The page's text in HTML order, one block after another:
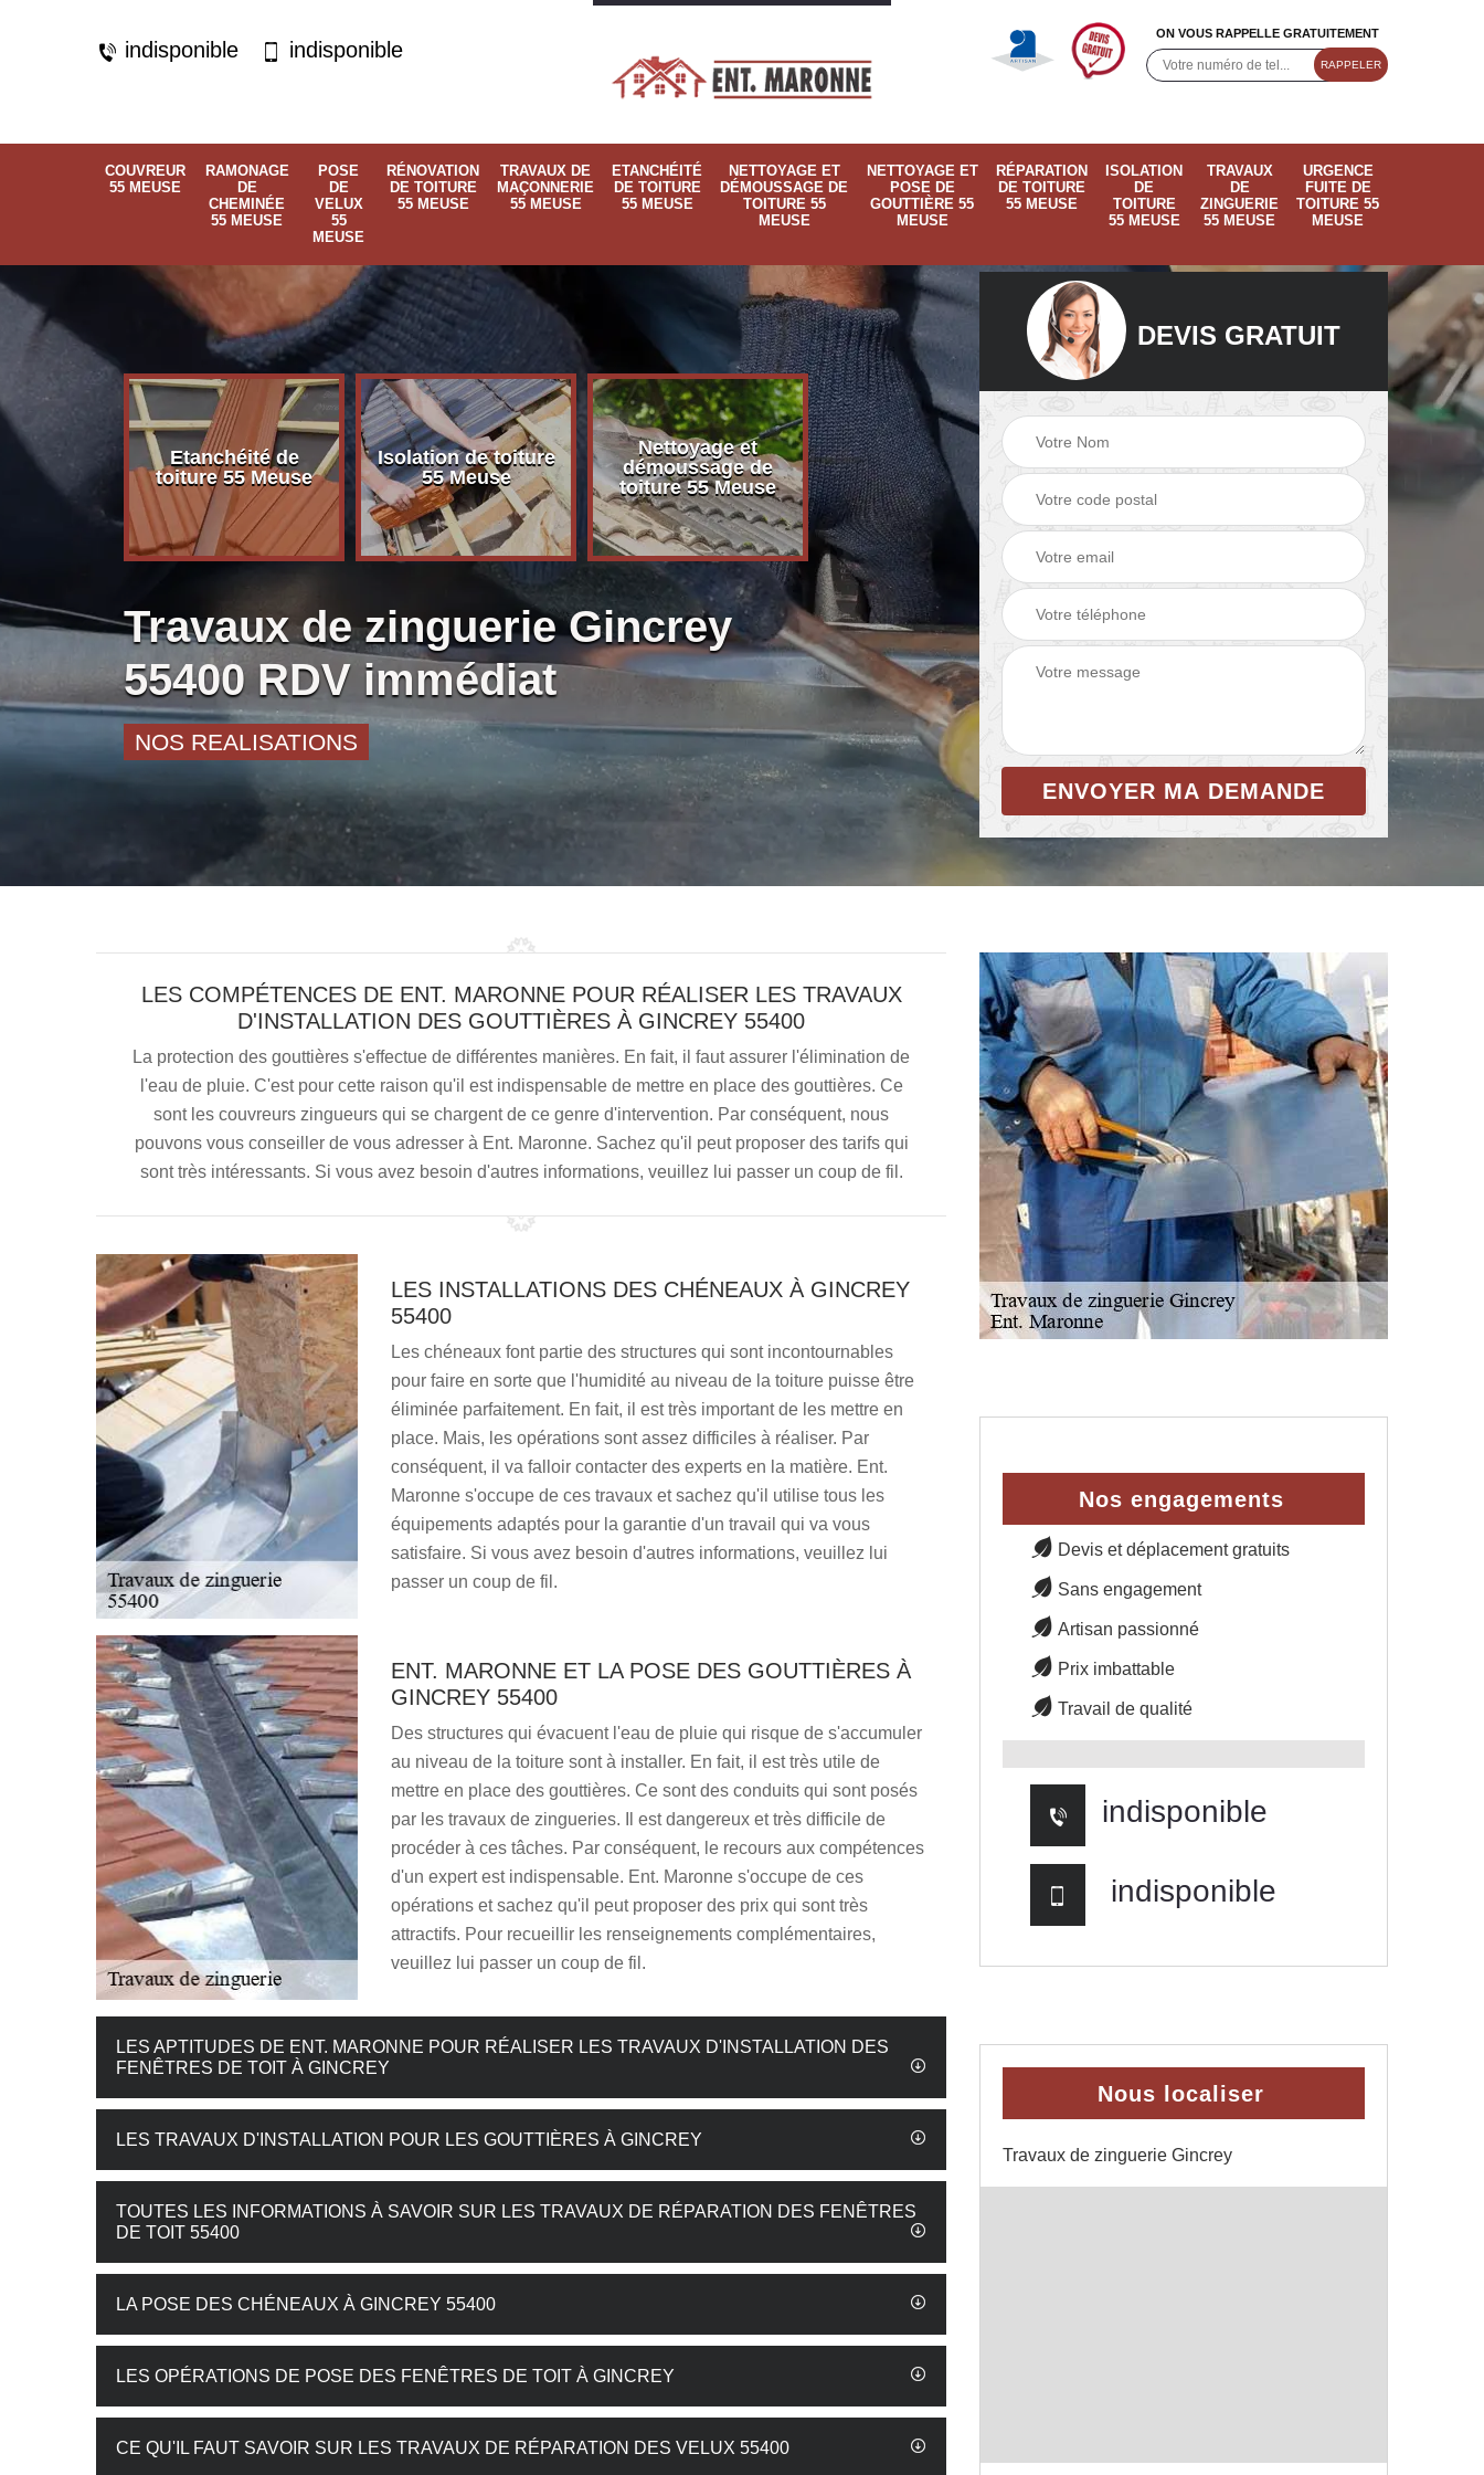
indisponible indisponible
ON VOUS RAPPELLE GRATUITEMENT
COUVREUR
55 MEUSE
RAMONAGE
DE
CHEMINÉE
55 MEUSE
POSE
DE
VELUX
55
MEUSE
RÉNOVATION
DE TOITURE
55 MEUSE
TRAVAUX DE
MAÇONNERIE
55 MEUSE
ETANCHÉITÉ
DE TOITURE
55 MEUSE
NETTOYAGE ET
DÉMOUSSAGE DE
TOITURE 55
MEUSE
NETTOYAGE ET
POSE DE
GOUTTIÈRE 55
MEUSE
RÉPARATION
DE TOITURE
55 MEUSE
ISOLATION
DE
TOITURE
55 MEUSE
TRAVAUX
DE
ZINGUERIE
55 MEUSE
URGENCE
FUITE DE
TOITURE 55
MEUSE
Meuse
Etanchéité de
toiture 55 Meuse
Isolation de toiture
55 Meuse
Nettoyage et
démoussage de
toiture 55 Meuse
Nettoyage et pose
de gouttière 55
Meuse
Meuse
Ramonage de
cheminée 55
Travaux de zinguerie Gincrey
55400 RDV immédiat
NOS REALISATIONS
DEVIS GRATUIT
LES COMPÉTENCES DE ENT. MARONNE POUR RÉALISER LES TRAVAUX
D'INSTALLATION DES GOUTTIÈRES À GINCREY 55400
La protection des gouttières s'effectue de différentes manières. En fait, il faut assurer l'élimination de
l'eau de pluie. C'est pour cette raison qu'il est indispensable de mettre en place des gouttières. Ce
sont les couvreurs zingueurs qui se chargent de ce genre d'intervention. Par conséquent, nous
pouvons vous conseiller de vous adresser à Ent. Maronne. Sachez qu'il peut proposer des tarifs qui
sont très intéressants. Si vous avez besoin d'autres informations, veuillez lui passer un coup de fil.
LES INSTALLATIONS DES CHÉNEAUX À GINCREY
55400
Les chéneaux font partie des structures qui sont incontournables
pour faire en sorte que l'humidité au niveau de la toiture puisse être
éliminée parfaitement. En fait, il est très important de les mettre en
place. Mais, les opérations sont assez difficiles à réaliser. Par
conséquent, il va falloir contacter des experts en la matière. Ent.
Maronne s'occupe de ces travaux et sachez qu'il utilise tous les
équipements adaptés pour la garantie d'un travail qui va vous
satisfaire. Si vous avez besoin d'autres informations, veuillez lui
passer un coup de fil.
ENT. MARONNE ET LA POSE DES GOUTTIÈRES À
GINCREY 55400
Des structures qui évacuent l'eau de pluie qui risque de s'accumuler
au niveau de la toiture sont à installer. En fait, il est très utile de
mettre en place des gouttières. Ce sont des conduits qui sont posés
par les travaux de zingueries. Il est dangereux et très difficile de
procéder à ces tâches. Par conséquent, le recours aux compétences
d'un expert est indispensable. Ent. Maronne s'occupe de ces
opérations et sachez qu'il peut proposer des prix qui sont très
attractifs. Pour recueillir les renseignements complémentaires,
veuillez lui passer un coup de fil.
LES APTITUDES DE ENT. MARONNE POUR RÉALISER LES TRAVAUX D'INSTALLATION DES
FENÊTRES DE TOIT À GINCREY
LES TRAVAUX D'INSTALLATION POUR LES GOUTTIÈRES À GINCREY
TOUTES LES INFORMATIONS À SAVOIR SUR LES TRAVAUX DE RÉPARATION DES FENÊTRES
DE TOIT 55400
LA POSE DES CHÉNEAUX À GINCREY 55400
LES OPÉRATIONS DE POSE DES FENÊTRES DE TOIT À GINCREY
CE QU'IL FAUT SAVOIR SUR LES TRAVAUX DE RÉPARATION DES VELUX 55400
Nos engagements
Devis et déplacement gratuits
Sans engagement
Artisan passionné
Prix imbattable
Travail de qualité
indisponible
indisponible
Nous localiser
Travaux de zinguerie Gincrey